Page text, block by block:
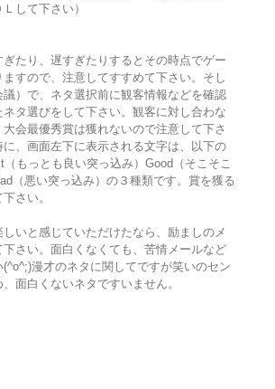
して下さい）
たり、遅すぎたりするとその時点でゲー
すので、注意してすすめて下さい。そし
）で、ネタ選択前に観客情報などを確認
ネタ選びをして下さい。観客に対し合わな
会最優秀賞は獲れないので注意して下さ
、画面左下に表示される文字は、以下の
（もっとも良い突っ込み）Good（そこそこ
（悪い突っ込み）の３種類です。賞を獲る
さい。
しいと感じていただけたなら、励ましのメ
さい。面白くなくても、苦情メールなど
漫才のネタに関してですが笑いのセン
面白くないネタですいません。